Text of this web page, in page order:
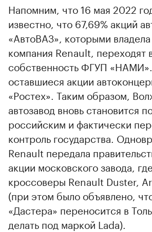
Напомним, что 16 мая 2022
известно, что 67,69% акций
«АвтоВАЗ», которыми
компания Renault, переходят
собственность ФГУП
оставшиеся акции
«Ростех». Таким образом,
автозавод вновь становится
российским и фактически
контроль государства.
Renault передала
акции московского завода,
кроссоверы Renault Duster,
(при этом было объявлено,
«Дастера» переносится в
делать под маркой Lada).